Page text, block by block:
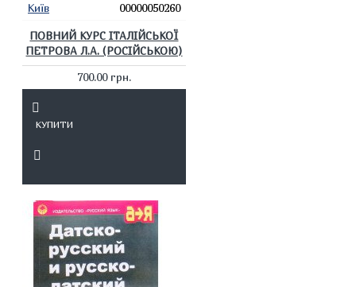
Київ 00000050260
ПОВНИЙ КУРС ІТАЛІЙСЬКОЇ
ПЕТРОВА Л.А. (РОСІЙСЬКОЮ)
700.00 грн.
КУПИТИ